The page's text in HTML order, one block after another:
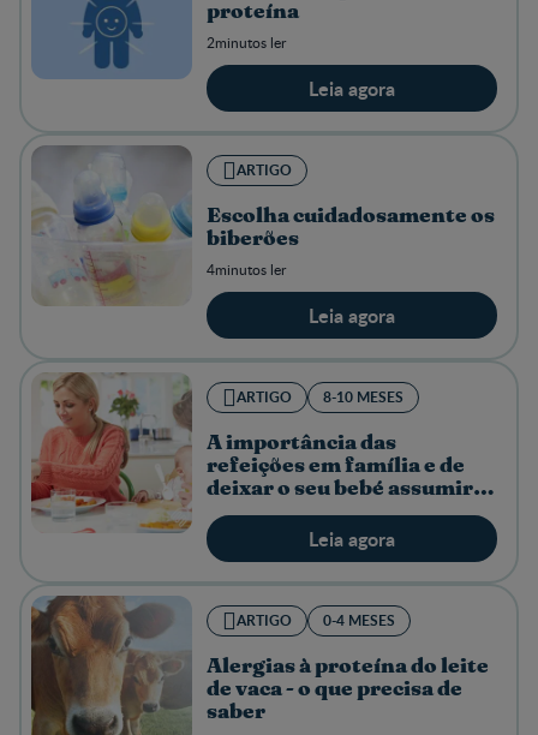
proteína
2minutos ler
Leia agora
ARTIGO
Escolha cuidadosamente os
biberões
4minutos ler
Leia agora
ARTIGO 8-10 MESES
A importância das
refeições em família e de
deixar o seu bebé assumir a
liderança
Leia agora
ARTIGO 0-4 MESES
Alergias à proteína do leite
de vaca - o que precisa de
saber